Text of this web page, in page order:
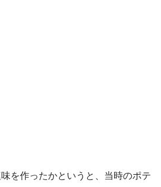
を作ったかというと、当時のポテ